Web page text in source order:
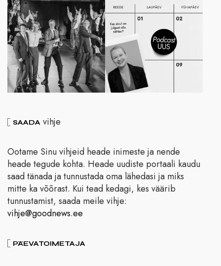
SAADA vihje
Ootame Sinu vihjeid heade inimeste ja nende
heade tegude kohta. Heade uudiste portaali kaudu
saad tänada ja tunnustada oma lähedasi ja miks
mitte ka võõrast. Kui tead kedagi, kes väärib
tunnustamist, saada meile vihje:
vihje@goodnews.ee
PÄEVATOIMETAJA